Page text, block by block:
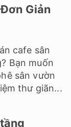
Giản
cafe sân
Bạn muốn
sân vườn
thư giãn...